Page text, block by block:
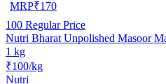
MRP₹170
100 Regular Price
Nutri Bharat Unpolished Masoor
1 kg
₹100/kg
Nutri